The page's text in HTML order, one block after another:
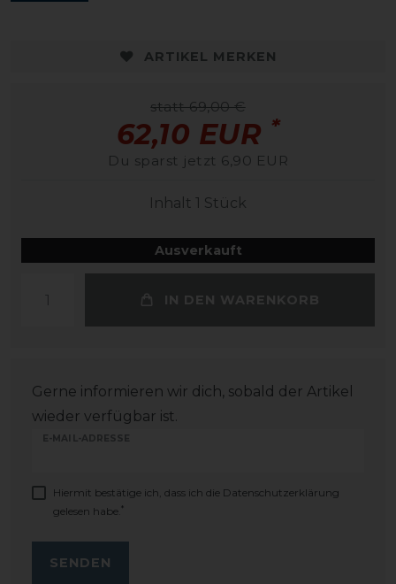
ARTIKEL MERKEN
statt 69,00 €
62,10 EUR *
Du sparst jetzt 6,90 EUR
Inhalt 1 Stück
Ausverkauft
IN DEN WARENKORB
Gerne informieren wir dich, sobald der Artikel
wieder verfügbar ist.
E-MAIL-ADRESSE
Hiermit bestätige ich, dass ich die Daten­schutz­erklärung
gelesen habe. *
SENDEN